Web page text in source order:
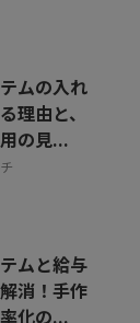
ムの入れ
理由と、
の見...
ムと給与
消！手作
化の...